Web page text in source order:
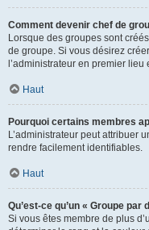
Comment devenir chef de
Lorsque des groupes sont
de groupe. Si vous désirez
l’administrateur en premier
Haut
Pourquoi certains membres
L’administrateur peut attribuer
rendre facilement identifiables.
Haut
Qu’est-ce qu’un « Groupe par
Si vous êtes membre de plus